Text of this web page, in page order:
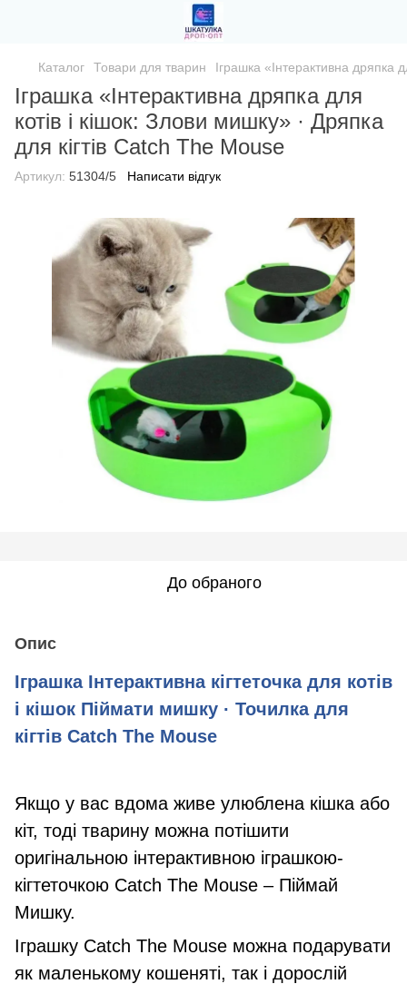
Каталог Товари для тварин Іграшка «Інтерактивна дряпка
Іграшка «Інтерактивна дряпка для
котів і кішок: Злови мишку» · Дряпка
для кігтів Catch The Mouse
Артикул: 51304/5 Написати відгук
До обраного
Опис
Іграшка Інтерактивна кігтеточка для котів
і кішок Піймати мишку · Точилка для
кігтів Catch The Mouse
Якщо у вас вдома живе улюблена кішка або
кіт, тоді тварину можна потішити
оригінальною інтерактивною іграшкою-
кігтеточкою Catch The Mouse – Піймай
Мишку.
Іграшку Catch The Mouse можна подарувати
як маленькому кошеняті, так і дорослій